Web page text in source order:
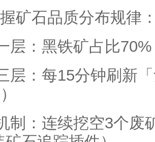
矿石品质分布规律
层：黑铁矿占比
层：每15分钟刷新
制：连续挖空3个废